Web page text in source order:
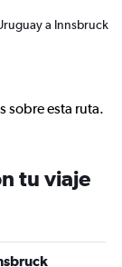
a Innsbruck
sobre esta ruta.
tu viaje